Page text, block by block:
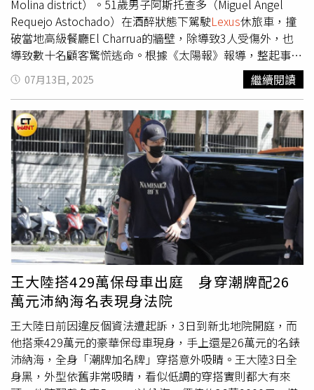
而近期不斷傳出關廠、賣廠求生消息的群創，反而大動作花
錢併購，對象還是個音響公司，引起記者好奇，畢竟
Pioneer，在台灣熟知的名稱叫先鋒牌，成立於1938年，
1962年推出世界第一個組件式立體音響系統，1975年推出
組件式汽車音響，1990年更推出地球上第一個可播放CD的
GPS汽車導航系統，對台灣人來說，就是音響的代名詞。但
其實Pioneer目前主要營收為汽車電子，占40至45%，家用
影音20至25%，專業音響則為15至20%，目前為日本車廠
Tier 1供應商。「他們其實有非常完整的車用屏解決方案」
洪進揚說。業內人士表示，CarUX客戶主要為BMW、
Volkswagen、Tesla、凱迪拉克等歐美汽車品牌廠，而
Pioneer則是Toyota、Lexus、Honda等日本汽車品牌廠的
Tier 1供應商，面板廠若能在消費性電子市場飽和下，直接
對接車廠，轉型成能提供整合解決方案的Tier 1供應商，市
占率可望大幅提升。友達與BHTC整合效益顯現，已攜手拿
下國際車廠訂單。（圖／翻攝自友達光電AUO臉書）且汽車
產業跟別的產業不同，彭双浪透露，收購也是因為BHTC在
歐洲、北美、印度、中國大陸等地有工廠，「在地供應是非
常重要的關鍵，特別是在歐洲、北美，需要在汽車製造產業
集中的地方就地供應。」「我們看垂直領域市場，在移動領
域，特別是電動車、自駕車的全球趨勢，是未來10年最具有
遠景的題目。」友達總經理柯富仁笑著說。
Molina district）。51歲男子阿斯托查多（Miguel Angel
Requejo Astochado）在酒醉狀態下駕駛Lexus休旅車，撞
破當地高級餐廳El Charrua的牆壁，除導致3人受傷外，也
導致數十名顧客驚慌逃命。根據《太陽報》報導，整起事件
起因，是阿斯托查多在餐廳內與其他顧客發生激烈口角，進
而演變成肢體衝突。監視器畫面顯示，他當時衝向一張餐
桌，猛烈推開一名顧客，接著揮拳攻擊另一人。混亂中有顧
客舉椅欲砸，場面極度混亂。數名男子互相扭打、推擠翻倒
桌椅，最終摔成一團。當餐廳員工與其他顧客介入後，阿斯
托查多一度被拖出店外。目擊者表示，當時眾人以為衝突已
經結束，便返回座位，準備繼續用餐。但不到幾分鐘，一輛
黑色高級休旅車突然高速衝破牆面直直開進餐廳內部，撞上
剛剛發生打鬥的位置，造成多人受傷。據現場描述，餐廳的
牆面與大批桌椅全被撞毀，至少3人當場受傷，其中1人至今
仍在醫院治療。阿斯托查多在撞擊後還倒車駛離現場，最終
遭國家警察（National Police）逮捕。警方表示，他當時有
明顯酒醉跡象，案件正依謀殺未遂、酒後駕駛及加重毀損進
行調查。報導中指出，阿斯托查多擁有機械工程學歷及工商
管理碩士學位，過去未見重大前科。此次酒後暴走引發當地
居民震驚，也讓該高級餐廳面臨重建危機。
07月13日, 2025 繼續閱讀
王大陸搭429萬保母車出庭 身穿潮牌配26
萬元沛納海名表現身法院
王大陸日前因違反個資法遭起訴，3日到新北地院開庭，而
他搭乘429萬元的豪華保母車現身，手上還是26萬元的名錶
沛納海，全身「潮牌加名牌」穿搭意外吸睛。王大陸3日全
身黑，外型依舊非常吸睛，看似低調的穿搭實則都大有來